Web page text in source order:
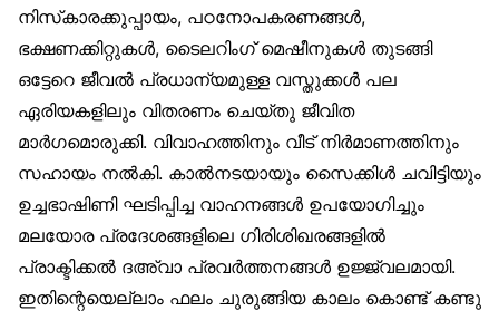
നിസ്‌കാരക്കുപ്പായം, പഠനോപകരണങ്ങൾ,
ഭക്ഷണക്കിറ്റുകൾ, ടൈലറിംഗ് മെഷീനുകൾ തുടങ്ങി
ഒട്ടേറെ ജീവൽ പ്രധാന്യമുള്ള വസ്തുക്കൾ പല
ഏരിയകളിലും വിതരണം ചെയ്തു ജീവിത
മാർഗമൊരുക്കി. വിവാഹത്തിനും വീട് നിർമാണത്തിനും
സഹായം നൽകി. കാൽനടയായും സൈക്കിൾ ചവിട്ടിയും
ഉച്ചഭാഷിണി ഘടിപ്പിച്ച വാഹനങ്ങൾ ഉപയോഗിച്ചും
മലയോര പ്രദേശങ്ങളിലെ ഗിരിശിഖരങ്ങളിൽ
പ്രാക്ടിക്കൽ ദഅ്‌വാ പ്രവർത്തനങ്ങൾ ഉജ്ജ്വലമായി.
ഇതിന്റെയെല്ലാം ഫലം ചുരുങ്ങിയ കാലം കൊണ്ട് കണ്ടു